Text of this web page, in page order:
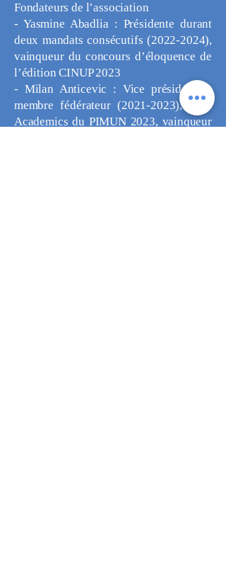
Fondateurs de l’association
- Yasmine Abadlia : Présidente durant
deux mandats consécutifs (2022-2024),
vainqueur du concours d’éloquence de
l’édition CINUP 2023
- Milan Anticevic : Vice président et
membre fédérateur (2021-2023), USG
Academics du PIMUN 2023, vainqueur